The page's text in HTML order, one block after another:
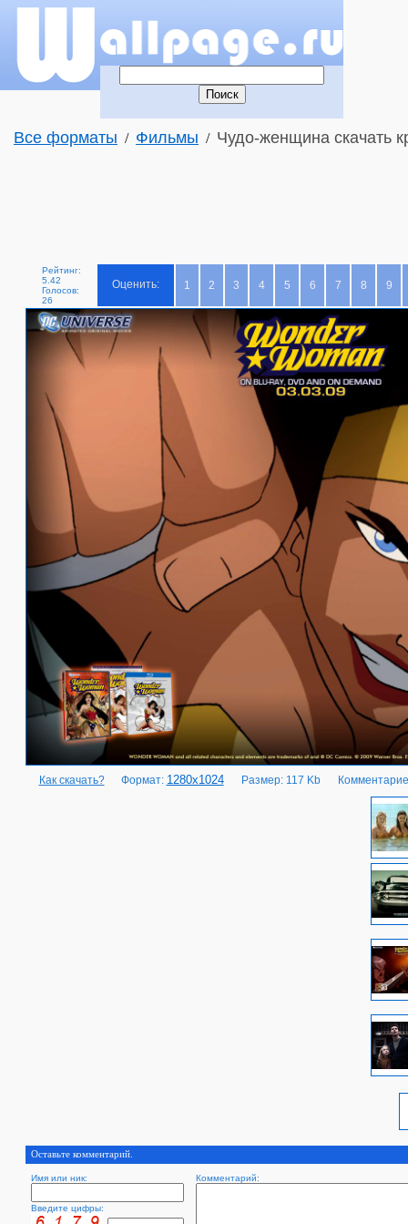
Все форматы / Фильмы / Чудо-женщина скачать
Рейтинг:
5.42
Голосов:
26
Оценить: 1 2 3 4 5 6 7 8 9
Как скачать? Формат: 1280x1024 Размер: 117 Kb
Оставьте комментарий.
Имя или ник: Комментарий:
Введите цифры: